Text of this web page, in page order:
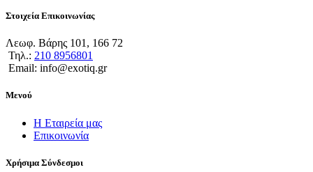
Στοιχεία Επικοινωνίας
Λεωφ. Βάρης 101, 166 72
Τηλ.: 210 8956801
Email: info@exotiq.gr
Μενού
Η Εταιρεία μας
Επικοινωνία
Χρήσιμα Σύνδεσμοι